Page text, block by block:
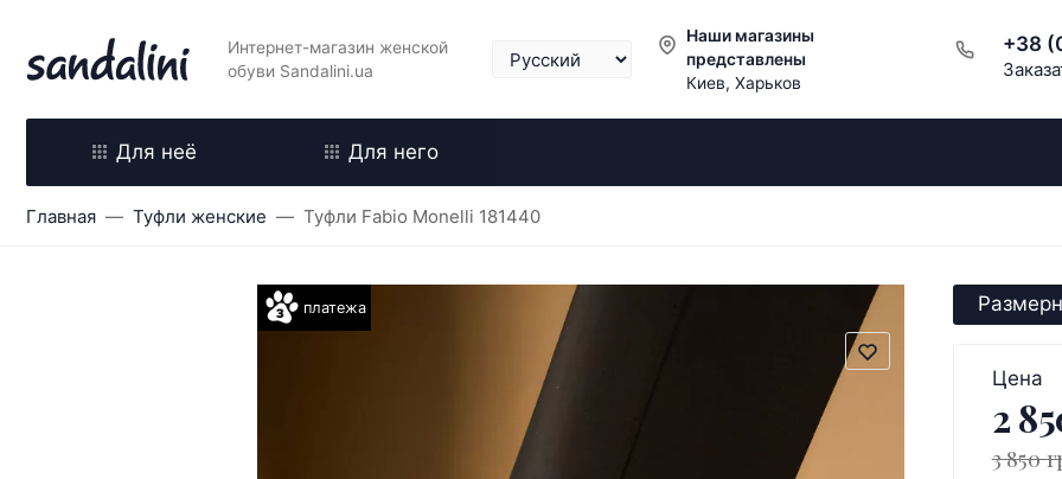
Интернет-магазин женской
обуви Sandalini.ua
Наши магазины
представлены
Киев, Харьков
+38
Для неё Для него
Главная Туфли женские Туфли Fabio Monelli 181440
платежа
Цена
2
3 850